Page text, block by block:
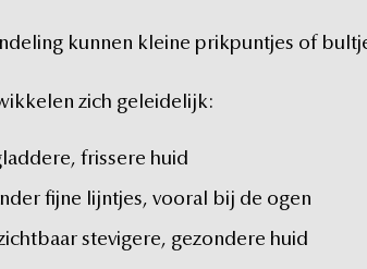
kunnen kleine prikpuntjes of
zich geleidelijk:
frissere huid
fijne lijntjes, vooral bij de ogen
stevigere, gezondere huid